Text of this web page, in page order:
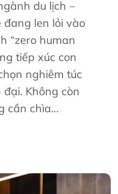
du lịch –
đang len lỏi vào
“zero human
tiếp xúc con
nghiêm túc
Không còn
cần chìa…